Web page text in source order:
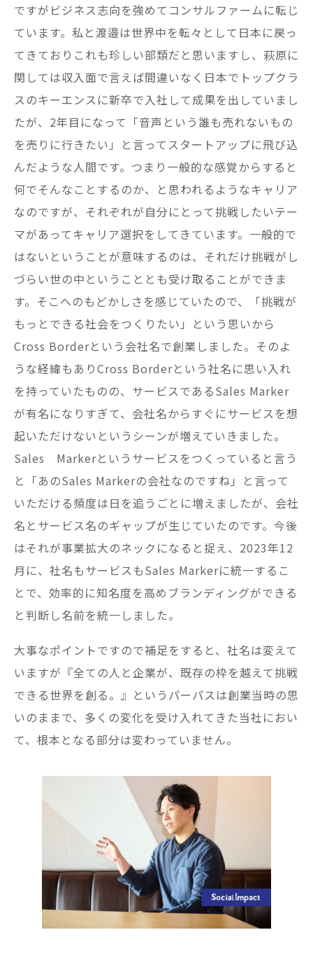
ですがビジネス志向を強めてコンサルファームに転じ
ています。私と渡邉は世界中を転々として日本に戻っ
てきておりこれも珍しい部類だと思いますし、萩原に
関しては収入面で言えば間違いなく日本でトップクラ
スのキーエンスに新卒で入社して成果を出していまし
たが、2年目になって「音声という誰も売れないもの
を売りに行きたい」と言ってスタートアップに飛び込
んだような人間です。つまり一般的な感覚からすると
何でそんなことするのか、と思われるようなキャリア
なのですが、それぞれが自分にとって挑戦したいテー
マがあってキャリア選択をしてきています。一般的で
はないということが意味するのは、それだけ挑戦がし
づらい世の中ということとも受け取ることができま
す。そこへのもどかしさを感じていたので、「挑戦が
もっとできる社会をつくりたい」という思いから
Cross Borderという会社名で創業しました。そのよ
うな経緯もありCross Borderという社名に思い入れ
を持っていたものの、サービスであるSales Marker
が有名になりすぎて、会社名からすぐにサービスを想
起いただけないというシーンが増えていきました。
Sales Markerというサービスをつくっていると言う
と「あのSales Markerの会社なのですね」と言って
いただける頻度は日を追うごとに増えましたが、会社
名とサービス名のギャップが生じていたのです。今後
はそれが事業拡大のネックになると捉え、2023年12
月に、社名もサービスもSales Markerに統一するこ
とで、効率的に知名度を高めブランディングができる
と判断し名前を統一しました。
大事なポイントですので補足をすると、社名は変えて
いますが『全ての人と企業が、既存の枠を越えて挑戦
できる世界を創る。』というパーパスは創業当時の思
いのままで、多くの変化を受け入れてきた当社におい
て、根本となる部分は変わっていません。